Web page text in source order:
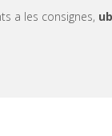
a les consignes,